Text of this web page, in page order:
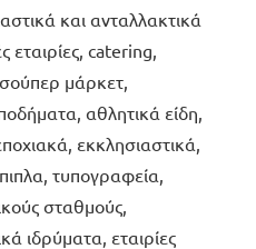
και ανταλλακτικά
εταιρίες, catering,
μάρκετ,
αθλητικά είδη,
εκκλησιαστικά,
τυπογραφεία,
σταθμούς,
ιδρύματα, εταιρίες